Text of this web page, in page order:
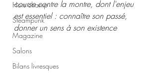
Hors champ
Steampunk
Magazine
Salons
Bilans livresques
course contre la montre, dont l'enjeu
est essentiel : connaître son passé,
donner un sens à son existence